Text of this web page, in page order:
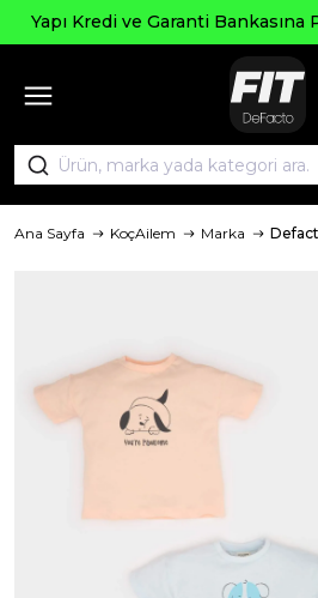
Yapı Kredi ve Garanti Bankasına
Ana Sayfa KoçAilem Marka